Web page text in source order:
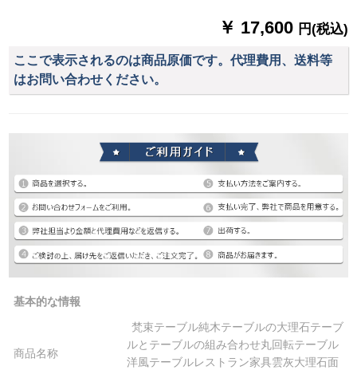
￥ 17,600 円(税込)
ここで表示されるのは商品原価です。代理費用、送料等
はお問い合わせください。
基本的な情報
商品名称
梵束テーブル純木テーブルの大理石テーブ
ルとテーブルの組み合わせ丸回転テーブル
洋風テーブルレストラン家具雲灰大理石面